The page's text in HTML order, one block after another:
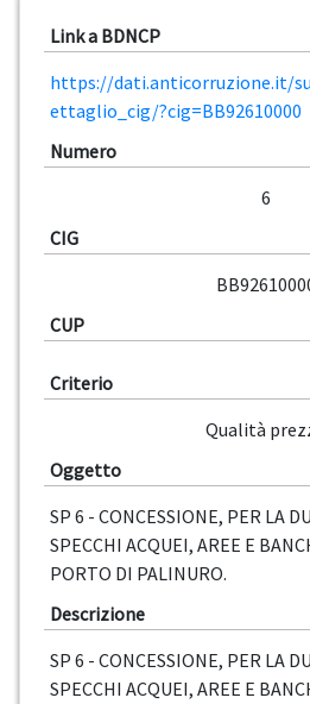
Link a BDNCP
https://dati.anticorruzione.it/
ettaglio_cig/?cig=BB92610000
Numero
6
CIG
CUP
Criterio
Qualità
Oggetto
SP 6 - CONCESSIONE, PER LA
SPECCHI ACQUEI, AREE E
PORTO DI PALINURO.
Descrizione
SP 6 - CONCESSIONE, PER LA
SPECCHI ACQUEI, AREE E